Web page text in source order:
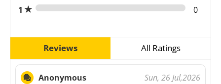
1
0
Reviews All Ratings
Anonymous Sun, 26 Jul,2026